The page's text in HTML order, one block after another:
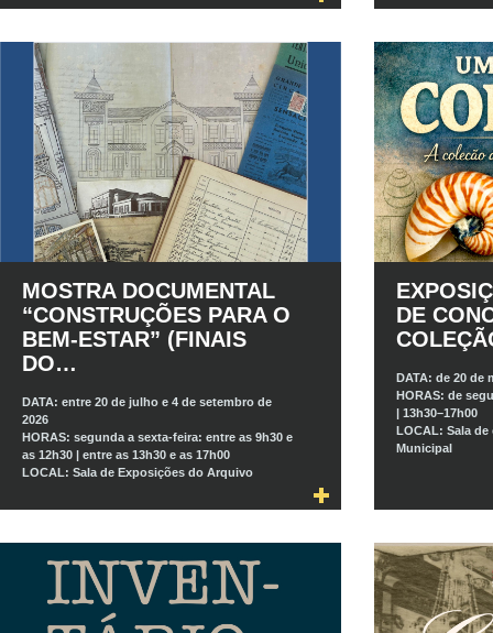
MOSTRA DOCUMENTAL
“CONSTRUÇÕES PARA O
BEM-ESTAR” (FINAIS
DO…
DATA: entre 20 de julho e 4 de setembro de
2026
HORAS: segunda a sexta-feira: entre as 9h30 e
as 12h30 | entre as 13h30 e as 17h00
LOCAL: Sala de Exposições do Arquivo
DE
DATA: de 20 de
HORAS: de
| 13h30–17h00
LOCAL: Sala
Municipal